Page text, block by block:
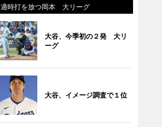
適時打を放つ岡本 大リーグ
大谷、今季初の２発 大リ
ーグ
大谷、イメージ調査で１位